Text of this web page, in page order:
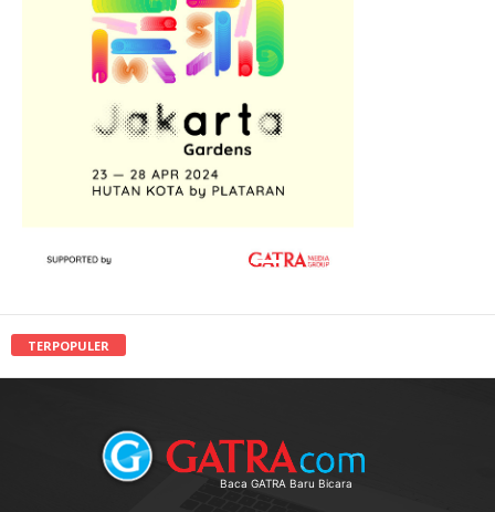
TERPOPULER
Baca GATRA Baru Bicara